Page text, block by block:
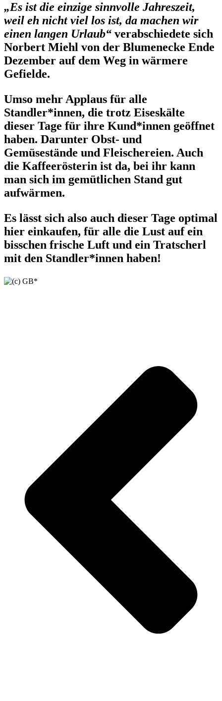
„Es ist die einzige sinnvolle Jahreszeit,
weil eh nicht viel los ist, da machen wir
einen langen Urlaub“ verabschiedete sich
Norbert Miehl von der Blumenecke Ende
Dezember auf dem Weg in wärmere
Gefielde.
Umso mehr Applaus für alle
Standler*innen, die trotz Eiseskälte
dieser Tage für ihre Kund*innen geöffnet
haben. Darunter Obst- und
Gemüsestände und Fleischereien. Auch
die Kaffeerösterin ist da, bei ihr kann
man sich im gemütlichen Stand gut
aufwärmen.
Es lässt sich also auch dieser Tage optimal
hier einkaufen, für alle die Lust auf ein
bisschen frische Luft und ein Tratscherl
mit den Standler*innen haben!